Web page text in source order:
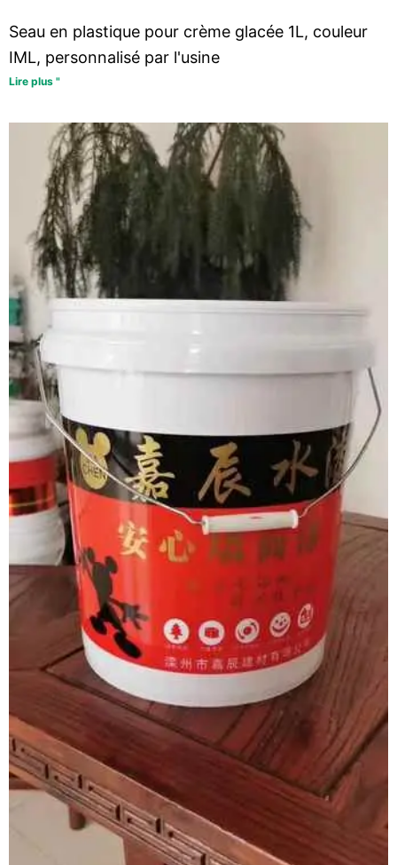
Seau en plastique pour crème glacée 1L, couleur
IML, personnalisé par l'usine
Lire plus "